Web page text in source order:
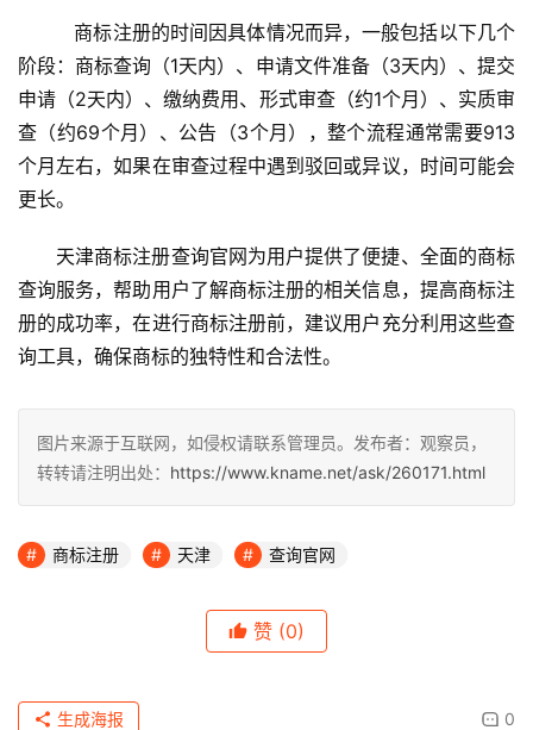
阶段：商标查询（1天内）、申请文件准备（3天内）、提交
申请（2天内）、缴纳费用、形式审查（约1个月）、实质审
查（约69个月）、公告（3个月），整个流程通常需要913
个月左右，如果在审查过程中遇到驳回或异议，时间可能会
更长。
天津商标注册查询官网为用户提供了便捷、全面的商标
查询服务，帮助用户了解商标注册的相关信息，提高商标注
册的成功率，在进行商标注册前，建议用户充分利用这些查
询工具，确保商标的独特性和合法性。
图片来源于互联网，如侵权请联系管理员。发布者：观察员，
转转请注明出处： https://www.kname.net/ask/260171.html
商标注册 天津 查询官网
赞 (0)
0
生成海报